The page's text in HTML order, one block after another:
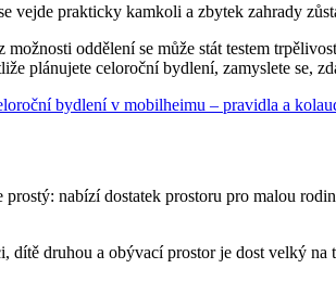
vejde prakticky kamkoli a zbytek zahrady
oddělení se může stát testem
plánujete celoroční bydlení, zamyslete se,
bydlení v mobilheimu – pravidla a
nabízí dostatek prostoru pro malou
druhou a obývací prostor je dost velký